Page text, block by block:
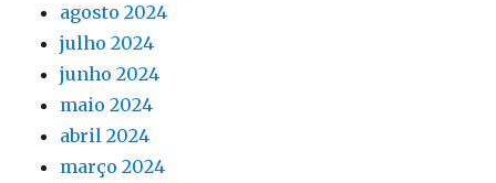
agosto 2024
julho 2024
junho 2024
maio 2024
abril 2024
março 2024